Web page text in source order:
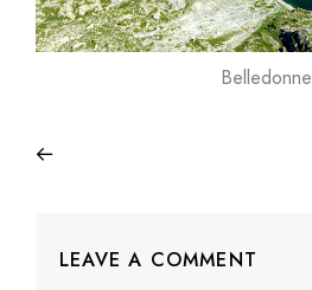
Belledonne
LEAVE A COMMENT